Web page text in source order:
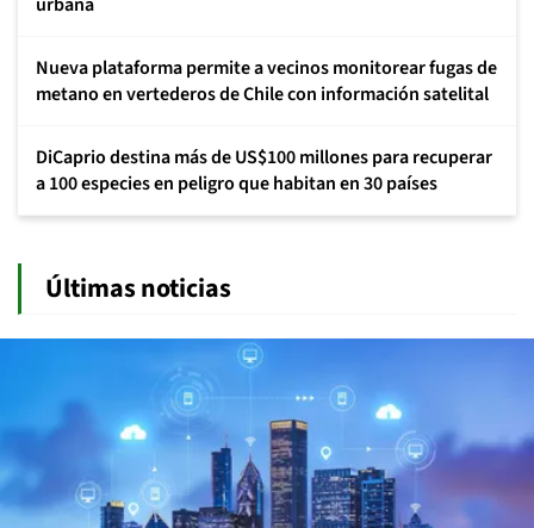
Nueva plataforma permite a vecinos monitorear fugas de
metano en vertederos de Chile con información satelital
DiCaprio destina más de US$100 millones para recuperar
a 100 especies en peligro que habitan en 30 países
Últimas noticias